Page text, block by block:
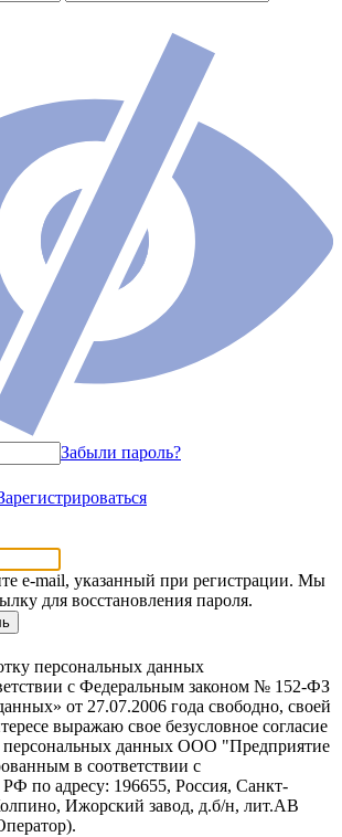
Забыли пароль?
e-mail, указанный при регистрации. Мы
для восстановления пароля.
персональных данных
с Федеральным законом № 152-ФЗ
от 27.07.2006 года свободно, своей
выражаю свое безусловное согласие
персональных данных ООО "Предприятие
в соответствии с
РФ по адресу: 196655, Россия, Санкт-
Ижорский завод, д.б/н, лит.АВ